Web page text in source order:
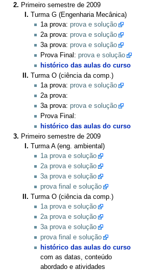
Primeiro semestre de 2009
Turma G (Engenharia Mecânica)
1a prova:prova e solução
2a prova:prova e solução
3a prova:prova e solução
Prova Final:prova e solução
histórico das aulas do curso
Turma O (ciência da comp.)
1a prova:prova e solução
2a prova:
3a prova:prova e solução
Prova Final:
histórico das aulas do curso
Primeiro semestre de 2009
Turma A (eng. ambiental)
1a prova e solução
2a prova e solução
3a prova e solução
prova final e solução
Turma O (ciência da comp.)
1a prova e solução
2a prova e solução
3a prova e solução
prova final e solução
histórico das aulas do curso
com as datas, conteúdo
abordado e atividades